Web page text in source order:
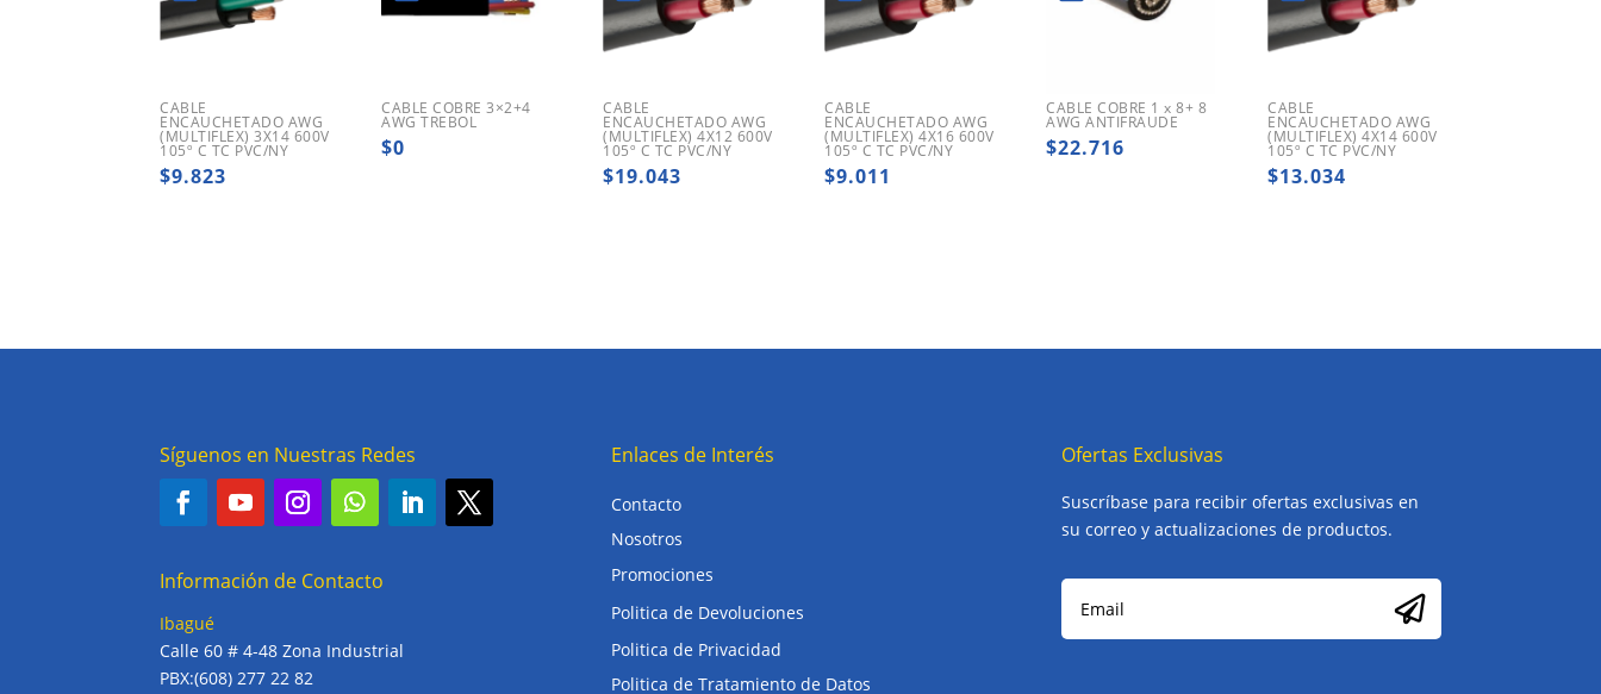
CABLE
ENCAUCHETADO AWG
(MULTIFLEX) 3X14 600V
105º C TC PVC/NY
$9.823
CABLE COBRE 3×2+4
AWG TREBOL
$0
CABLE
ENCAUCHETADO AWG
(MULTIFLEX) 4X12 600V
105º C TC PVC/NY
$19.043
CABLE
ENCAUCHETADO AWG
(MULTIFLEX) 4X16 600V
105º C TC PVC/NY
$9.011
CABLE COBRE 1 x 8+ 8
AWG ANTIFRAUDE
$22.716
CABLE
ENCAUCHETADO AWG
(MULTIFLEX) 4X14 600V
105º C TC PVC/NY
$13.034
Síguenos en Nuestras Redes
Información de Contacto
Ibagué
Calle 60 # 4-48 Zona Industrial
PBX:(608) 277 22 82
Enlaces de Interés
Contacto
Nosotros
Promociones
Politica de Devoluciones
Politica de Privacidad
Politica de Tratamiento de Datos
Ofertas Exclusivas
Suscríbase para recibir ofertas exclusivas en
su correo y actualizaciones de productos.